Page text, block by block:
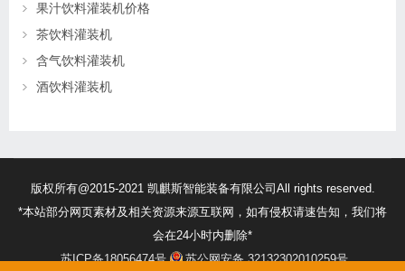
果汁饮料灌装机价格
茶饮料灌装机
含气饮料灌装机
酒饮料灌装机
版权所有@2015-2021 凯麒斯智能装备有限公司All rights reserved.
*本站部分网页素材及相关资源来源互联网，如有侵权请速告知，我们将
会在24小时内删除*
苏ICP备18056474号
苏公网安备 32132302010259号